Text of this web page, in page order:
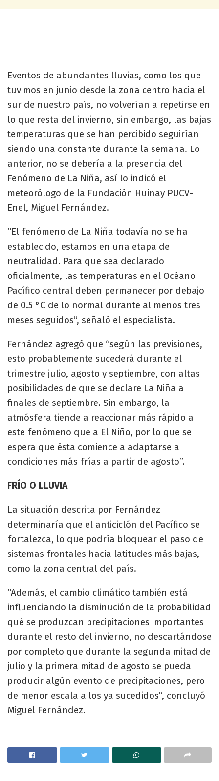
Eventos de abundantes lluvias, como los que
tuvimos en junio desde la zona centro hacia el
sur de nuestro país, no volverían a repetirse en
lo que resta del invierno, sin embargo, las bajas
temperaturas que se han percibido seguirían
siendo una constante durante la semana. Lo
anterior, no se debería a la presencia del
Fenómeno de La Niña, así lo indicó el
meteorólogo de la Fundación Huinay PUCV-
Enel, Miguel Fernández.
“El fenómeno de La Niña todavía no se ha
establecido, estamos en una etapa de
neutralidad. Para que sea declarado
oficialmente, las temperaturas en el Océano
Pacífico central deben permanecer por debajo
de 0.5 °C de lo normal durante al menos tres
meses seguidos”, señaló el especialista.
Fernández agregó que “según las previsiones,
esto probablemente sucederá durante el
trimestre julio, agosto y septiembre, con altas
posibilidades de que se declare La Niña a
finales de septiembre. Sin embargo, la
atmósfera tiende a reaccionar más rápido a
este fenómeno que a El Niño, por lo que se
espera que ésta comience a adaptarse a
condiciones más frías a partir de agosto”.
FRÍO O LLUVIA
La situación descrita por Fernández
determinaría que el anticiclón del Pacífico se
fortalezca, lo que podría bloquear el paso de
sistemas frontales hacia latitudes más bajas,
como la zona central del país.
“Además, el cambio climático también está
influenciando la disminución de la probabilidad
qué se produzcan precipitaciones importantes
durante el resto del invierno, no descartándose
por completo que durante la segunda mitad de
julio y la primera mitad de agosto se pueda
producir algún evento de precipitaciones, pero
de menor escala a los ya sucedidos”, concluyó
Miguel Fernández.